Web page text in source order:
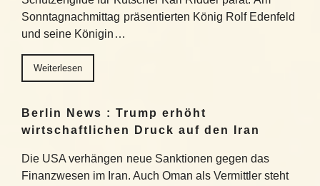
Sonntagnachmittag präsentierten König Rolf Edenfeld
und seine Königin…
Weiterlesen
Berlin News : Trump erhöht
wirtschaftlichen Druck auf den Iran
Die USA verhängen neue Sanktionen gegen das
Finanzwesen im Iran. Auch Oman als Vermittler steht